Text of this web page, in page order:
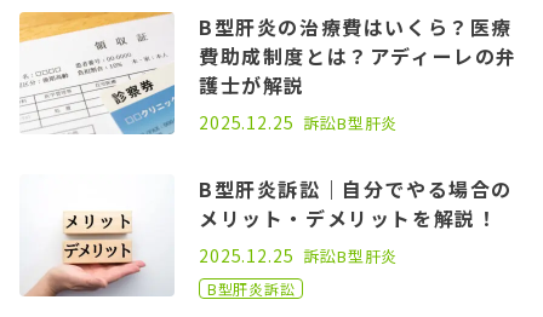
B型肝炎の治療費はいくら？医療
費助成制度とは？アディーレの弁
護士が解説
2023.10.18
2025.12.25 訴訟B型肝炎
B型肝炎訴訟｜自分でやる場合の
メリット・デメリットを解説！
2022.08.31
2025.12.25 訴訟B型肝炎
B型肝炎訴訟